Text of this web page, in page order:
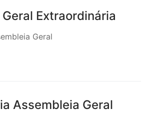
Extraordinária
Geral
Assembleia Geral